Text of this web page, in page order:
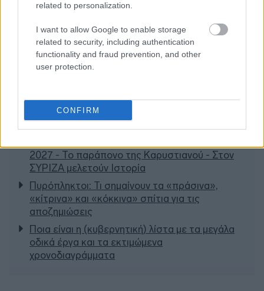
related to personalization.
I want to allow Google to enable storage
related to security, including authentication
functionality and fraud prevention, and other
user protection.
CONFIRM
Διαβάζονται αυτή τη στιγμή
2027 - Το παράπονο της Καρυστιανού - Στον
ΣΥΡΙΖΑ μελετούν Ιστορία
Πυρόπληκτοι: Τι σημαίνουν τα «πράσινα»,
«κίτρινα» και «κόκκινα» σπίτια για τις
αποζημιώσεις
Ποια είναι η (κυβερνητική) λίστα με τα μεγάλα
οδικά έργα και τα εκτιμώμενα
χρονοδιαγράμματα